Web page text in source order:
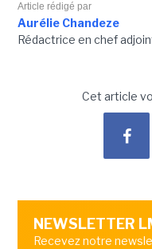
Article rédigé par
Aurélie Chandeze
Rédactrice en chef
Cet article
NEWSLETTER
Recevez notre